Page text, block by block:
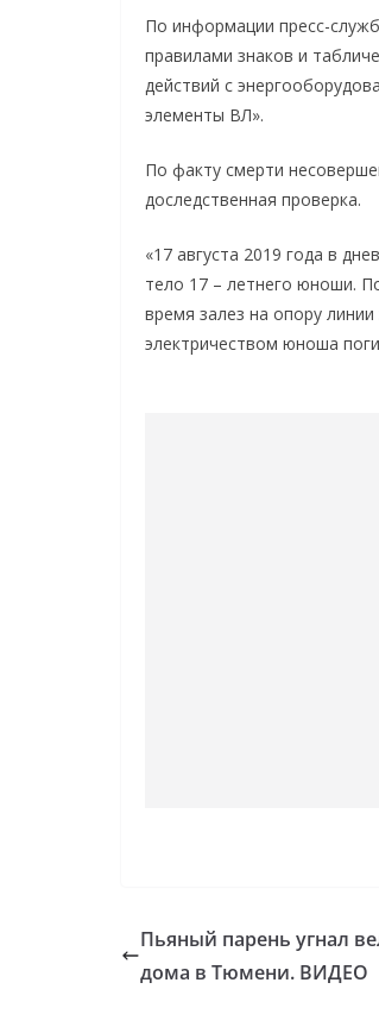
По информации пресс-
правилами знаков и
действий с
элементы ВЛ».
По факту смерти
доследственная проверка.
«17 августа 2019 года в
тело 17 – летнего юноши.
время залез на опору
электричеством юноша
Пьяный парень угнал
дома в Тюмени. ВИДЕО